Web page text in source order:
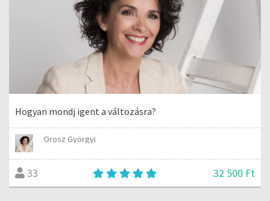
Hogyan mondj igent a változásra?
Orosz Györgyi
33 32 500 Ft